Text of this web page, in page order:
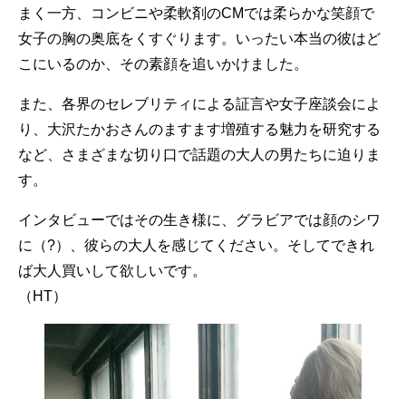
まく一方、コンビニや柔軟剤のCMでは柔らかな笑顔で
女子の胸の奥底をくすぐります。いったい本当の彼はど
こにいるのか、その素顔を追いかけました。
また、各界のセレブリティによる証言や女子座談会によ
り、大沢たかおさんのますます増殖する魅力を研究する
など、さまざまな切り口で話題の大人の男たちに迫りま
す。
インタビューではその生き様に、グラビアでは顔のシワ
に（?）、彼らの大人を感じてください。そしてできれ
ば大人買いして欲しいです。
（HT）